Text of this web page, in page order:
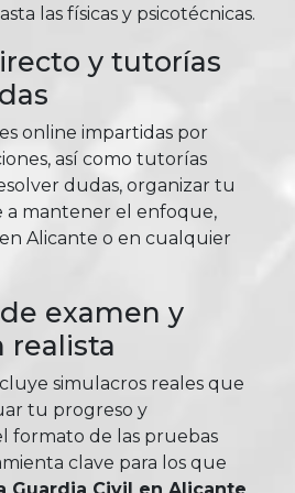
las físicas y psicotécnicas.
y tutorías
online impartidas por
así como tutorías
dudas, organizar tu
a mantener el enfoque,
Alicante o en cualquier
examen y
realista
simulacros reales que
tu progreso y
formato de las pruebas
clave para los que